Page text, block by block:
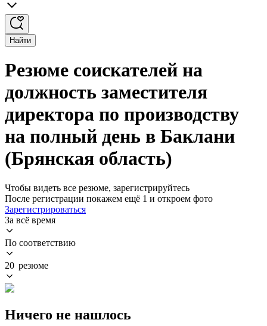
Найти
Резюме соискателей на
должность заместителя
директора по производству
на полный день в Баклани
(Брянская область)
Чтобы видеть все резюме, зарегистрируйтесь
После регистрации покажем ещё 1 и откроем фото
Зарегистрироваться
За всё время
По соответствию
20 резюме
Ничего не нашлось